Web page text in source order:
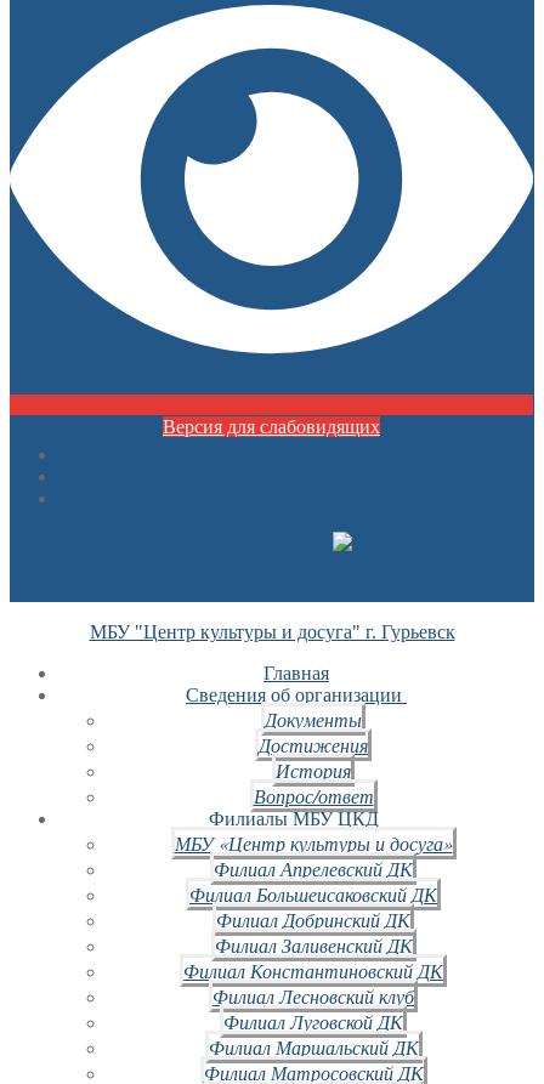
Версия для слабовидящих
МБУ "Центр культуры и досуга" г. Гурьевск
Главная
Сведения об организации
Документы
Достижения
История
Вопрос/ответ
Филиалы МБУ ЦКД
МБУ «Центр культуры и досуга»
Филиал Апрелевский ДК
Филиал Большеисаковский ДК
Филиал Добринский ДК
Филиал Заливенский ДК
Филиал Константиновский ДК
Филиал Лесновский клуб
Филиал Луговской ДК
Филиал Маршальский ДК
Филиал Матросовский ДК